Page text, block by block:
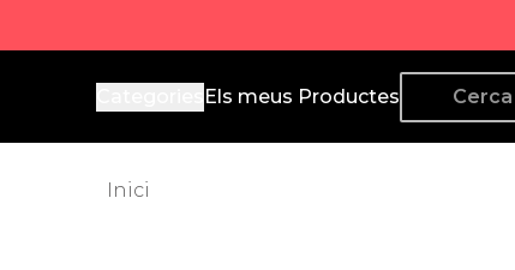
Producto de Aquí
Els meus Productes
Inici